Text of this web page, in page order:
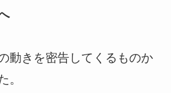
動きを密告してくるものか
。